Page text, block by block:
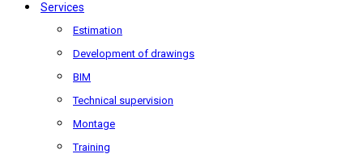
Services
Estimation
Development of drawings
BIM
Technical supervision
Montage
Training